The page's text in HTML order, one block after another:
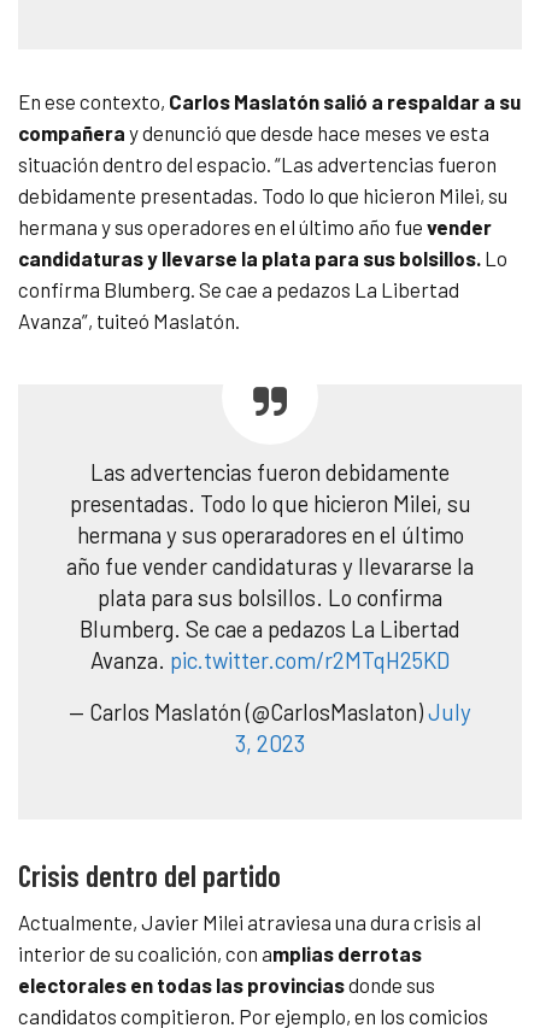
En ese contexto, Carlos Maslatón salió a respaldar a su
compañera y denunció que desde hace meses ve esta
situación dentro del espacio. “Las advertencias fueron
debidamente presentadas. Todo lo que hicieron Milei, su
hermana y sus operadores en el último año fue vender
candidaturas y llevarse la plata para sus bolsillos. Lo
confirma Blumberg. Se cae a pedazos La Libertad
Avanza”, tuiteó Maslatón.
Las advertencias fueron debidamente
presentadas. Todo lo que hicieron Milei, su
hermana y sus operaradores en el último
año fue vender candidaturas y llevararse la
plata para sus bolsillos. Lo confirma
Blumberg. Se cae a pedazos La Libertad
Avanza. pic.twitter.com/r2MTqH25KD
— Carlos Maslatón (@CarlosMaslaton)July
3, 2023
Crisis dentro del partido
Actualmente, Javier Milei atraviesa una dura crisis al
interior de su coalición, con amplias derrotas
electorales en todas las provinciasdonde sus
candidatos compitieron. Por ejemplo, en los comicios